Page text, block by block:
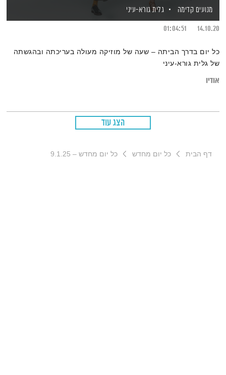
מנועים קדימה
גלית גורא-עיני
14.10.20
01:04:51
כל יום בדרך הביתה – שעה של מוזיקה מעולה בעריכתה ובהגשתה
של גלית גורא-עיני
אודיו
הצג עוד
דף הבית כל יום מחדש כל יום מחדש – 9.1.25